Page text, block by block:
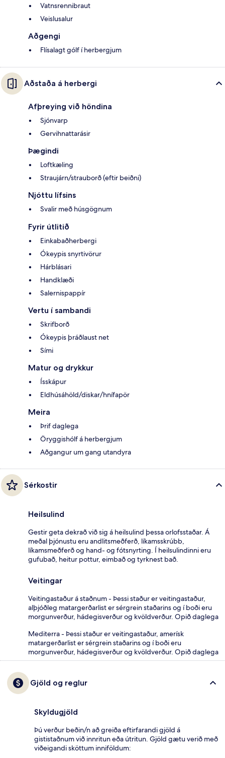
Vatnsrennibraut
Veislusalur
Aðgengi
Flísalagt gólf í herbergjum
Aðstaða á herbergi
Afþreying við höndina
Sjónvarp
Gervihnattarásir
Þægindi
Loftkæling
Straujárn/strauborð (eftir beiðni)
Njóttu lífsins
Svalir með húsgögnum
Fyrir útlitið
Einkabaðherbergi
Ókeypis snyrtivörur
Hárblásari
Handklæði
Salernispappír
Vertu í sambandi
Skrifborð
Ókeypis þráðlaust net
Sími
Matur og drykkur
Ísskápur
Eldhúsáhöld/diskar/hnífapör
Meira
Þrif daglega
Öryggishólf á herbergjum
Aðgangur um gang utandyra
Sérkostir
Heilsulind
Gestir geta dekrað við sig á heilsulind þessa orlofsstaðar. Á
meðal þjónustu eru andlitsmeðferð, líkamsskrúbb,
líkamsmeðferð og hand- og fótsnyrting. Í heilsulindinni eru
gufubað, heitur pottur, eimbað og tyrknest bað.
Veitingar
Veitingastaður á staðnum - Þessi staður er veitingastaður,
alþjóðleg matargerðarlist er sérgrein staðarins og í boði eru
morgunverður, hádegisverður og kvöldverður. Opið daglega
Mediterra - Þessi staður er veitingastaður, amerísk
matargerðarlist er sérgrein staðarins og í boði eru
morgunverður, hádegisverður og kvöldverður. Opið daglega
Gjöld og reglur
Skyldugjöld
Þú verður beðin/n að greiða eftirfarandi gjöld á
gististaðnum við innritun eða útritun. Gjöld gætu verið með
viðeigandi sköttum inniföldum: